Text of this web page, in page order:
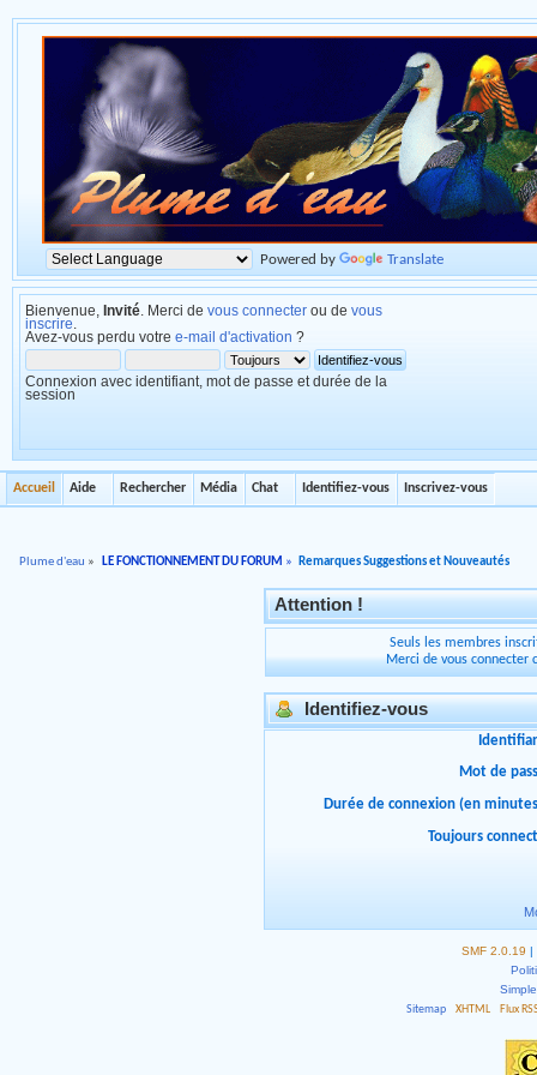
Powered by Translate
Bienvenue, Invité . Merci de vous connecter ou de vous
inscrire
Avez-vous perdu votre e-mail d'activation ?
Connexion avec identifiant, mot de passe et durée de la
session
Accueil Aide Rechercher Média Chat Identifiez-vous Inscrivez-vous
Plume d'eau » LE FONCTIONNEMENT DU FORUM » Remarques Suggestions et Nouveautés
Attention !
Seuls les membres
Merci de vous connecter
Identifiez-vous
Mot de
Durée de connexion (en
Toujours
SMF 2.0.19 |
Sitemap
XHTML Flux